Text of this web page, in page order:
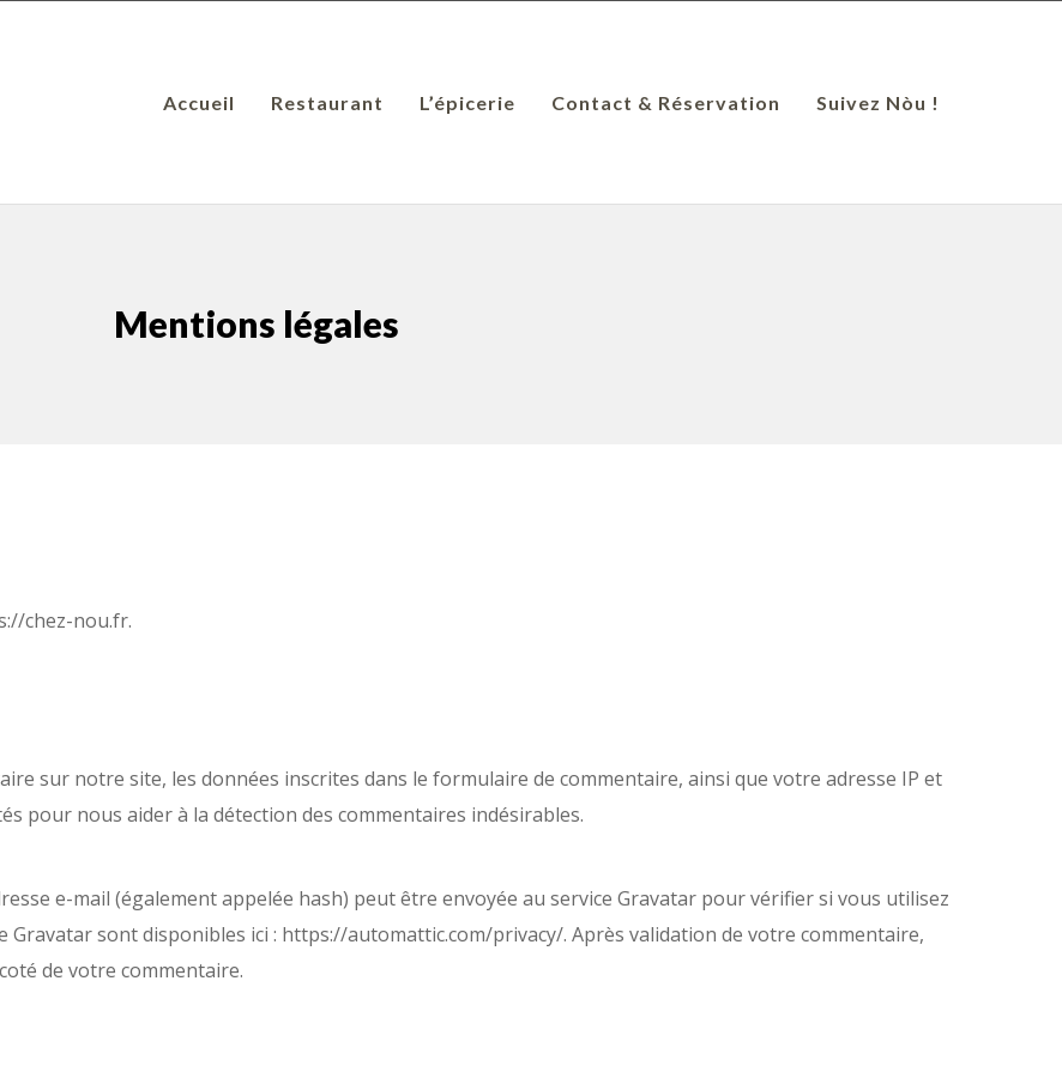
Accueil Restaurant L’épicerie Contact & Réservation Suivez Nòu !
Mentions légales
chez-nou.fr.
sur notre site, les données inscrites dans le formulaire de commentaire, ainsi que votre adresse IP et
pour nous aider à la détection des commentaires indésirables.
e-mail (également appelée hash) peut être envoyée au service Gravatar pour vérifier si vous utilisez
Gravatar sont disponibles ici : https://automattic.com/privacy/. Après validation de votre commentaire,
de votre commentaire.